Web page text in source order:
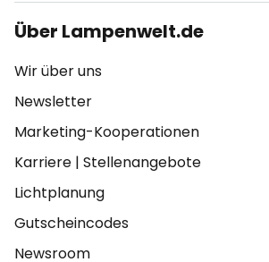
Über Lampenwelt.de
Wir über uns
Newsletter
Marketing-Kooperationen
Karriere | Stellenangebote
Lichtplanung
Gutscheincodes
Newsroom